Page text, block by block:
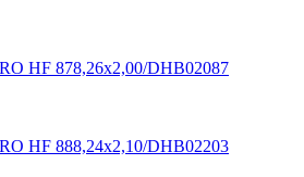
HF 878,26x2,00/DHB02087
HF 888,24x2,10/DHB02203